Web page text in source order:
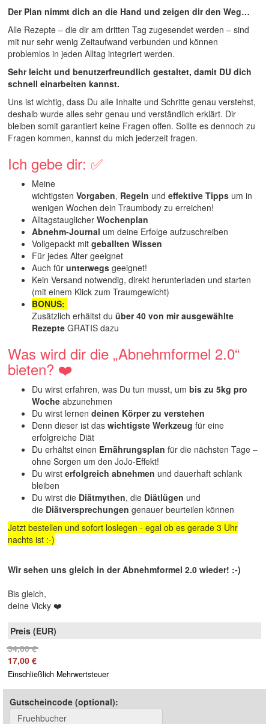
Der Plan nimmt dich an die Hand und zeigen dir den Weg…
Alle Rezepte – die dir am dritten Tag zugesendet werden – sind
mit nur sehr wenig Zeitaufwand verbunden und können
problemlos in jeden Alltag integriert werden.
Sehr leicht und benutzerfreundlich gestaltet, damit DU dich
schnell einarbeiten kannst.
Uns ist wichtig, dass Du alle Inhalte und Schritte genau verstehst,
deshalb wurde alles sehr genau und verständlich erklärt. Dir
bleiben somit garantiert keine Fragen offen. Sollte es dennoch zu
Fragen kommen, kannst du mich jederzeit fragen.
Ich gebe dir: ✅
Meine
wichtigsten Vorgaben, Regeln und effektive Tipps um in
wenigen Wochen dein Traumbody zu erreichen!
Alltagstauglicher Wochenplan
Abnehm-Journal um deine Erfolge aufzuschreiben
Vollgepackt mit geballten Wissen
Für jedes Alter geeignet
Auch für unterwegs geeignet!
Kein Versand notwendig, direkt herunterladen und starten
(mit einem Klick zum Traumgewicht)
BONUS:
Zusätzlich erhältst du über 40 von mir ausgewählte
Rezepte GRATIS dazu
Was wird dir die „Abnehmformel 2.0“
bieten? ❤️
Du wirst erfahren, was Du tun musst, um bis zu 5kg pro
Woche abzunehmen
Du wirst lernen deinen Körper zu verstehen
Denn dieser ist das wichtigste Werkzeug für eine
erfolgreiche Diät
Du erhältst einen Ernährungsplan für die nächsten Tage –
ohne Sorgen um den JoJo-Effekt!
Du wirst erfolgreich abnehmen und dauerhaft schlank
bleiben
Du wirst die Diätmythen, die Diätlügen und
die Diätversprechungen genauer beurteilen können
Jetzt bestellen und sofort loslegen - egal ob es gerade 3 Uhr
nachts ist :-)
Wir sehen uns gleich in der Abnehmformel 2.0 wieder! :-)
Bis gleich,
deine Vicky ❤️
34,00 €
17,00 €
Einschließlich Mehrwertsteuer
Gutscheincode (optional):